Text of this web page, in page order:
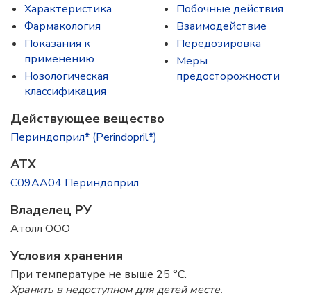
Характеристика
Фармакология
Показания к
применению
Нозологическая
классификация
Побочные действия
Взаимодействие
Передозировка
Меры
предосторожности
Действующее вещество
Периндоприл* (Perindopril*)
ATX
C09AA04 Периндоприл
Владелец РУ
Атолл ООО
Условия хранения
При температуре не выше 25 °C.
Хранить в недоступном для детей месте.